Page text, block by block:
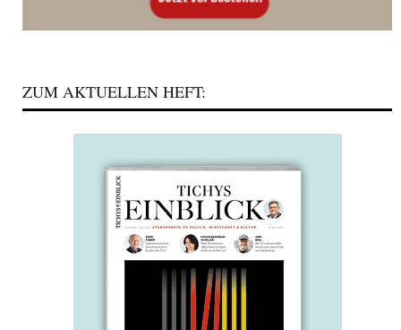
ZUM AKTUELLEN HEFT: